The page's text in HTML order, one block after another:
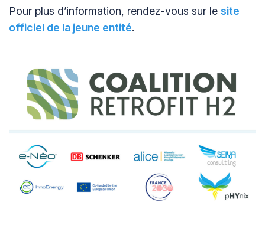
Pour plus d’information, rendez-vous sur le site
officiel de la jeune entité.